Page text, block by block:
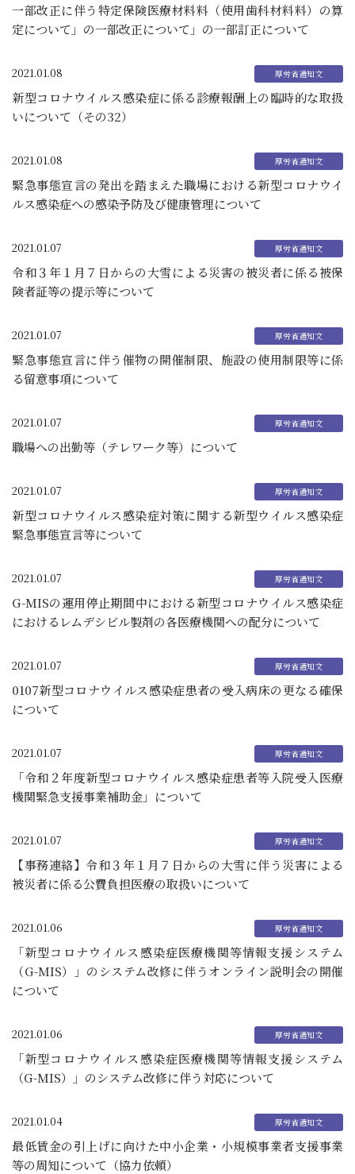
一部改正に伴う特定保険医療材料料（使用歯科材料料）の算
定について」の一部改正について」の一部訂正について
2021.01.08
新型コロナウイルス感染症に係る診療報酬上の臨時的な取扱
いについて（その32）
2021.01.08
緊急事態宣言の発出を踏まえた職場における新型コロナウイ
ルス感染症への感染予防及び健康管理について
2021.01.07
令和３年１月７日からの大雪による災害の被災者に係る被保
険者証等の提示等について
2021.01.07
緊急事態宣言に伴う催物の開催制限、施設の使用制限等に係
る留意事項について
2021.01.07
職場への出勤等（テレワーク等）について
2021.01.07
新型コロナウイルス感染症対策に関する新型ウイルス感染症
緊急事態宣言等について
2021.01.07
G-MISの運用停止期間中における新型コロナウイルス感染症
におけるレムデシビル製剤の各医療機関への配分について
2021.01.07
0107新型コロナウイルス感染症患者の受入病床の更なる確保
について
2021.01.07
「令和２年度新型コロナウイルス感染症患者等入院受入医療
機関緊急支援事業補助金」について
2021.01.07
【事務連絡】令和３年１月７日からの大雪に伴う災害による
被災者に係る公費負担医療の取扱いについて
2021.01.06
「新型コロナウイルス感染症医療機関等情報支援システム
（G-MIS）」のシステム改修に伴うオンライン説明会の開催
について
2021.01.06
「新型コロナウイルス感染症医療機関等情報支援システム
（G-MIS）」のシステム改修に伴う対応について
2021.01.04
最低賃金の引上げに向けた中小企業・小規模事業者支援事業
等の周知について（協力依頼）